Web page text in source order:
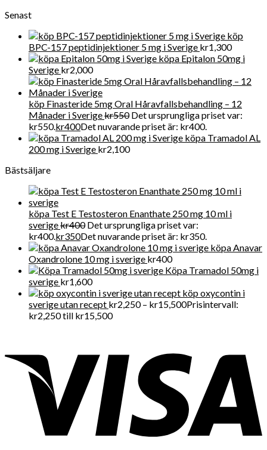
Senast
köp
BPC-157 peptidinjektioner 5 mg i Sverige kr1,300
köpa Epitalon 50mg i
Sverige kr2,000
köp Finasteride 5mg Oral Håravfallsbehandling – 12
Månader i Sverigekr550 Det ursprungliga priset var:
kr550.kr400Det nuvarande priset är: kr400.
köpa Tramadol AL
200 mg i Sverige kr2,100
Bästsäljare
köpa Test E Testosteron Enanthate 250 mg 10 ml i
sverigekr400 Det ursprungliga priset var:
kr400.kr350Det nuvarande priset är: kr350.
köpa Anavar
Oxandrolone 10 mg i sverige kr400
Köpa Tramadol 50mg i
sverige kr1,600
köp oxycontin i
sverige utan recept kr2,250 – kr15,500Prisintervall:
kr2,250 till kr15,500